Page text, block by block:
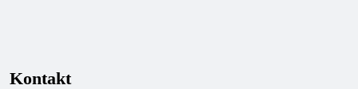
Kontakt